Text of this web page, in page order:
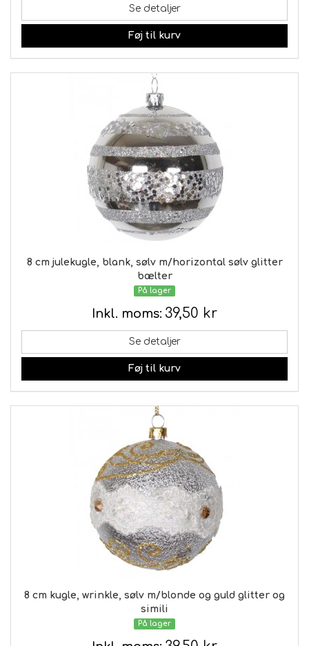
Se detaljer
Føj til kurv
8 cm julekugle, blank, sølv m/horizontal sølv glitter
bælter
På lager
Inkl. moms: 39,50 kr
Se detaljer
Føj til kurv
8 cm kugle, wrinkle, sølv m/blonde og guld glitter og
simili
På lager